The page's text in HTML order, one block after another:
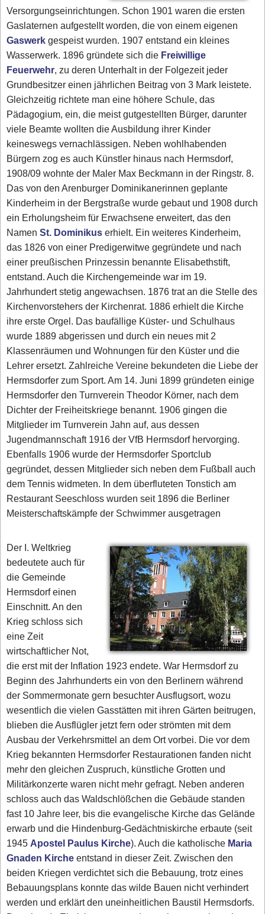
Versorgungseinrichtungen. Schon 1901 waren die ersten
Gaslaternen aufgestellt worden, die von einem eigenen
Gaswerkgespeist wurden. 1907 entstand ein kleines
Wasserwerk. 1896 gründete sich die Freiwillige
Feuerwehr, zu deren Unterhalt in der Folgezeit jeder
Grundbesitzer einen jährlichen Beitrag von 3 Mark leistete.
Gleichzeitig richtete man eine höhere Schule, das
Pädagogium, ein, die meist gutgestellten Bürger, darunter
viele Beamte wollten die Ausbildung ihrer Kinder
keineswegs vernachlässigen. Neben wohlhabenden
Bürgern zog es auch Künstler hinaus nach Hermsdorf,
1908/09 wohnte der Maler Max Beckmann in der Ringstr. 8.
Das von den Arenburger Dominikanerinnen geplante
Kinderheim in der Bergstraße wurde gebaut und 1908 durch
ein Erholungsheim für Erwachsene erweitert, das den
NamenSt. Dominikuserhielt. Ein weiteres Kinderheim,
das 1826 von einer Predigerwitwe gegründete und nach
einer preußischen Prinzessin benannte Elisabethstift,
entstand. Auch die Kirchengemeinde war im 19.
Jahrhundert stetig angewachsen. 1876 trat an die Stelle des
Kirchenvorstehers der Kirchenrat. 1886 erhielt die Kirche
ihre erste Orgel. Das baufällige Küster- und Schulhaus
wurde 1889 abgerissen und durch ein neues mit 2
Klassenräumen und Wohnungen für den Küster und die
Lehrer ersetzt. Zahlreiche Vereine bekundeten die Liebe der
Hermsdorfer zum Sport. Am 14. Juni 1899 gründeten einige
Hermsdorfer den Turnverein Theodor Körner, nach dem
Dichter der Freiheitskriege benannt. 1906 gingen die
Mitglieder im Turnverein Jahn auf, aus dessen
Jugendmannschaft 1916 der VfB Hermsdorf hervorging.
Ebenfalls 1906 wurde der Hermsdorfer Sportclub
gegründet, dessen Mitglieder sich neben dem Fußball auch
dem Tennis widmeten. In dem überfluteten Tonstich am
Restaurant Seeschloss wurden seit 1896 die Berliner
Meisterschaftskämpfe der Schwimmer ausgetragen
Der I. Weltkrieg
bedeutete auch für
die Gemeinde
Hermsdorf einen
Einschnitt. An den
Krieg schloss sich
eine Zeit
wirtschaftlicher Not,
die erst mit der Inflation 1923 endete. War Hermsdorf zu
Beginn des Jahrhunderts ein von den Berlinern während
der Sommermonate gern besuchter Ausflugsort, wozu
wesentlich die vielen Gasstätten mit ihren Gärten beitrugen,
blieben die Ausflügler jetzt fern oder strömten mit dem
Ausbau der Verkehrsmittel an dem Ort vorbei. Die vor dem
Krieg bekannten Hermsdorfer Restaurationen fanden nicht
mehr den gleichen Zuspruch, künstliche Grotten und
Militärkonzerte waren nicht mehr gefragt. Neben anderen
schloss auch das Waldschlößchen die Gebäude standen
fast 10 Jahre leer, bis die evangelische Kirche das Gelände
erwarb und die Hindenburg-Gedächtniskirche erbaute (seit
1945Apostel Paulus Kirche). Auch die katholische Maria
Gnaden Kircheentstand in dieser Zeit. Zwischen den
beiden Kriegen verdichtet sich die Bebauung, trotz eines
Bebauungsplans konnte das wilde Bauen nicht verhindert
werden und erklärt den uneinheitlichen Baustil Hermsdorfs.